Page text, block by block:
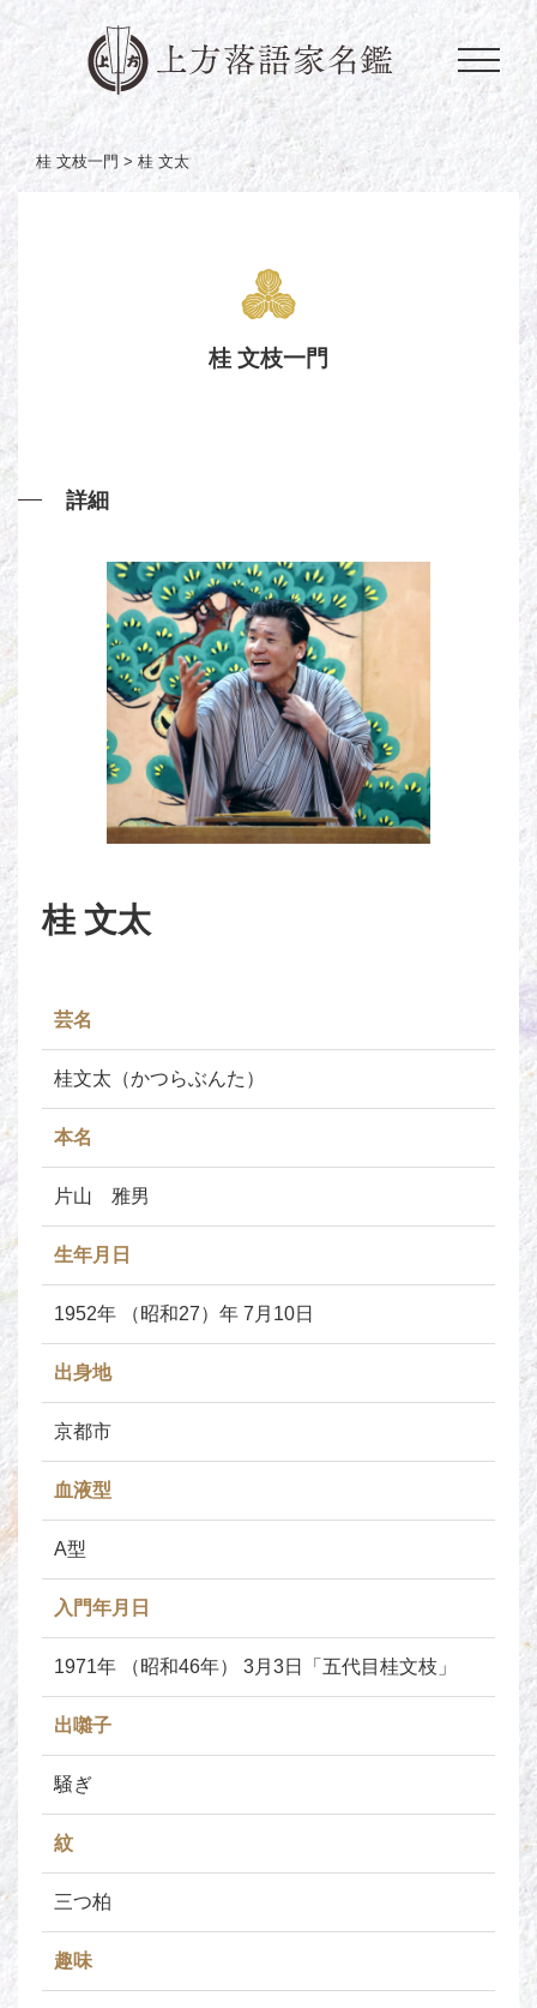
桂 文枝一門 > 桂 文太
桂 文枝一門
詳細
桂 文太
芸名
桂文太（かつらぶんた）
本名
片山 雅男
生年月日
1952年 （昭和27）年 7月10日
出身地
京都市
血液型
A型
入門年月日
1971年 （昭和46年） 3月3日「五代目桂文枝」
出囃子
騒ぎ
紋
三つ柏
趣味